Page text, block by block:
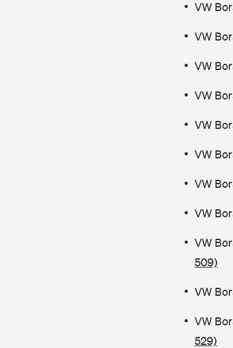
VW
VW
VW
VW
VW
VW
VW
VW
VW
509)
VW
VW
529)